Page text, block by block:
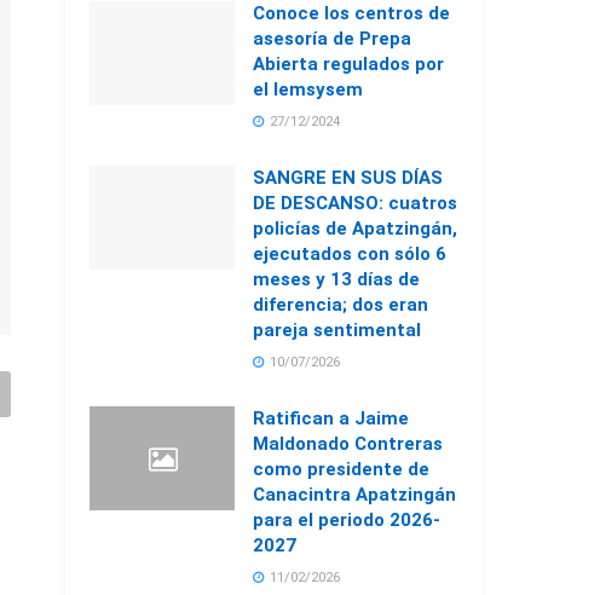
Conoce los centros de
asesoría de Prepa
Abierta regulados por
el Iemsysem
27/12/2024
SANGRE EN SUS DÍAS
DE DESCANSO: cuatros
policías de Apatzingán,
ejecutados con sólo 6
meses y 13 días de
diferencia; dos eran
pareja sentimental
10/07/2026
Ratifican a Jaime
Maldonado Contreras
como presidente de
Canacintra Apatzingán
para el periodo 2026-
2027
11/02/2026